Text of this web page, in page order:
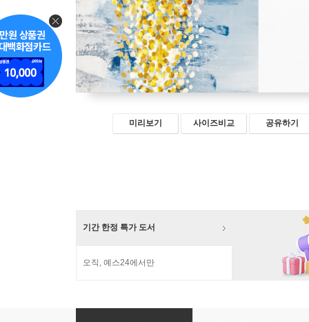
미리보기 사이즈비교 공유하기
기간 한정 특가 도서
오직, 예스24에서만